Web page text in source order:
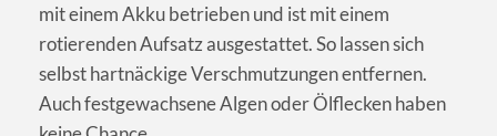
mit einem Akku betrieben und ist mit einem
rotierenden Aufsatz ausgestattet. So lassen sich
selbst hartnäckige Verschmutzungen entfernen.
Auch festgewachsene Algen oder Ölflecken haben